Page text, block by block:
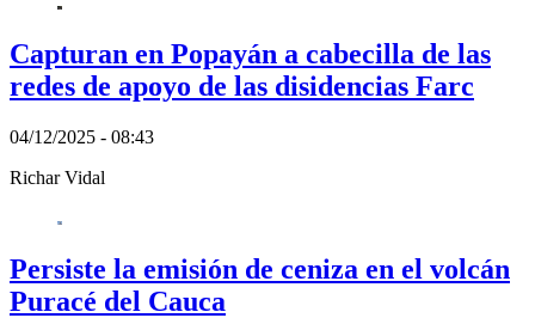
Capturan en Popayán a cabecilla de las
redes de apoyo de las disidencias Farc
04/12/2025 - 08:43
Richar Vidal
Persiste la emisión de ceniza en el volcán
Puracé del Cauca